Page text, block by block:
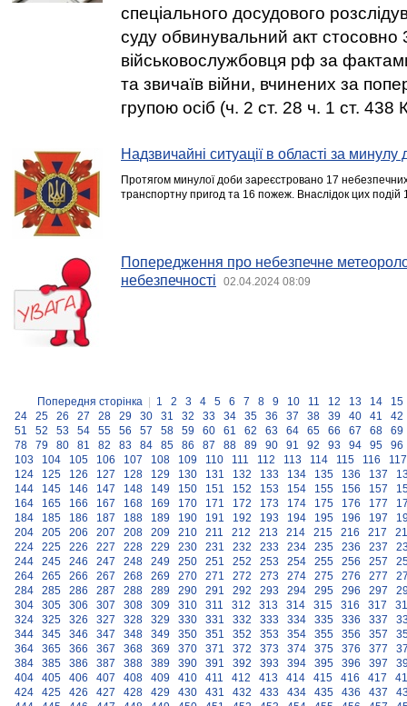
спеціального досудового
суду обвинувальний акт стосовно
військовослужбовця рф за
та звичаїв війни, вчинених за
групою осіб (ч. 2 ст. 28 ч. 1 ст. 438
Надзвичайні ситуації в області за минулу
Протягом минулої доби зареєстровано 17
транспортну пригод та 16 пожеж. Внаслідок цих
Попередження про небезпечне
небезпечності
02.04.2024 08:09
Попередня сторінка 1 2 3 4 5 6 7 8 9 10 11 12 13 14
15
24
25 26 27 28 29 30 31 32 33 34 35 36 37 38 39 40 41
42
51
52 53 54 55 56 57 58 59 60 61 62 63 64 65 66 67 68
69
78
79 80 81 82 83 84 85 86 87 88 89 90 91 92 93 94 95
96
103
104 105 106 107 108 109 110 111 112 113 114 115 116
117
124
125 126 127 128 129 130 131 132 133 134 135 136 137
144
145 146 147 148 149 150 151 152 153 154 155 156 157
164
165 166 167 168 169 170 171 172 173 174 175 176 177
184
185 186 187 188 189 190 191 192 193 194 195 196 197
204
205 206 207 208 209 210 211 212 213 214 215 216 217
224
225 226 227 228 229 230 231 232 233 234 235 236 237
244
245 246 247 248 249 250 251 252 253 254 255 256 257
264
265 266 267 268 269 270 271 272 273 274 275 276 277
284
285 286 287 288 289 290 291 292 293 294 295 296 297
304
305 306 307 308 309 310 311 312 313 314 315 316 317
324
325 326 327 328 329 330 331 332 333 334 335 336 337
344
345 346 347 348 349 350 351 352 353 354 355 356 357
364
365 366 367 368 369 370 371 372 373 374 375 376 377
384
385 386 387 388 389 390 391 392 393 394 395 396 397
404
405 406 407 408 409 410 411 412 413 414 415 416 417
424
425 426 427 428 429 430 431 432 433 434 435 436 437